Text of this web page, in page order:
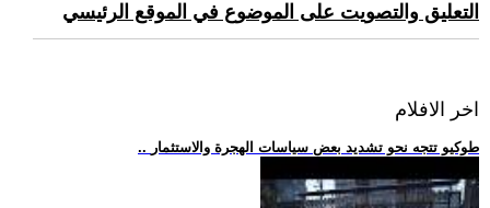
التعليق والتصويت على الموضوع في الموقع الرئيسي
اخر الافلام
.. طوكيو تتجه نحو تشديد بعض سياسات الهجرة والاستثمار